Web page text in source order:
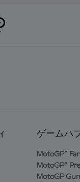
ゲームハ
MotoGP™
MotoGP™
MotoGP